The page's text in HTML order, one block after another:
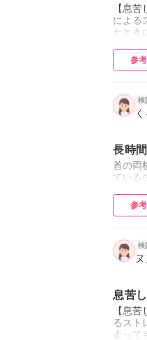
【息
による
たとき
参
検
長時
首の両
ている
参
検
ヌ
息苦
【息
るスト
走って